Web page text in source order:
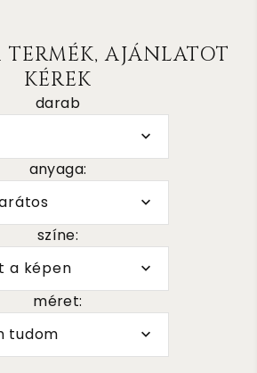
TERMÉK, AJÁNLATOT
KÉREK
darab
anyaga:
színe:
a képen
méret:
tudom